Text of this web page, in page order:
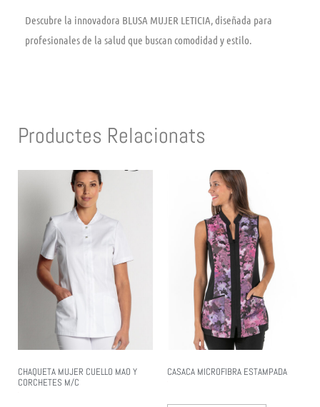
Descubre la innovadora BLUSA MUJER LETICIA, diseñada para
profesionales de la salud que buscan comodidad y estilo.
Productes Relacionats
CHAQUETA MUJER CUELLO MAO Y
CORCHETES M/C
CASACA MICROFIBRA ESTAMPADA